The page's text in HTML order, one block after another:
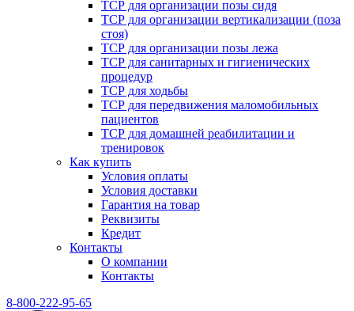
ТСР для организации позы сидя
ТСР для организации вертикализации (поза
стоя)
ТСР для организации позы лежа
ТСР для санитарных и гигиенических
процедур
ТСР для ходьбы
ТСР для передвижения маломобильных
пациентов
ТСР для домашней реабилитации и
тренировок
Как купить
Условия оплаты
Условия доставки
Гарантия на товар
Реквизиты
Кредит
Контакты
О компании
Контакты
8-800-222-95-65